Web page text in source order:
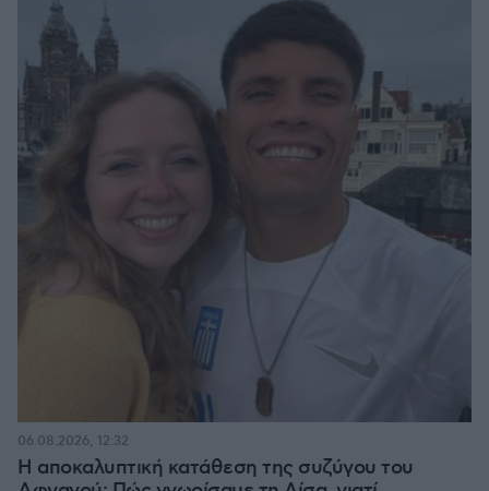
Η αποκαλυπτική κατάθεση της συζύγου του
06.08.2026, 12:32